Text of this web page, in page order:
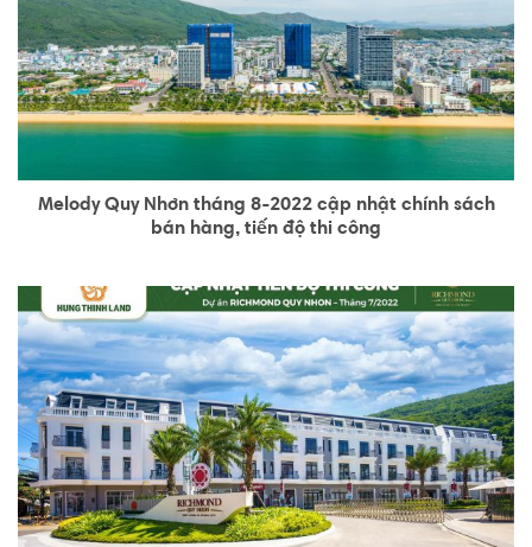
Melody Quy Nhơn tháng 8-2022 cập nhật chính sách
bán hàng, tiến độ thi công